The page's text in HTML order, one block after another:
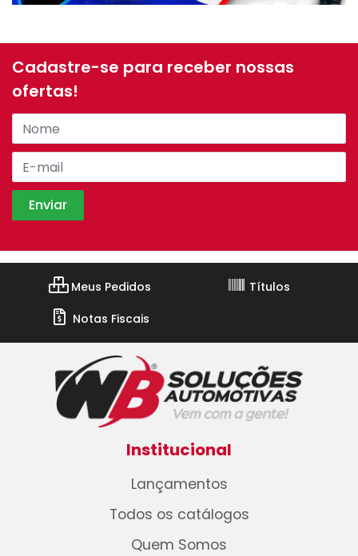
Cadastre-se para receber nossas
ofertas!
Meus Pedidos
Títulos
Notas Fiscais
Institucional
Lançamentos
Todos os catálogos
Quem Somos